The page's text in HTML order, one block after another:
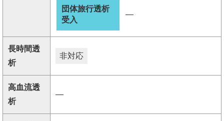
団体旅行透析
受入
―
長時間透
析
非対応
高血流透
析
―